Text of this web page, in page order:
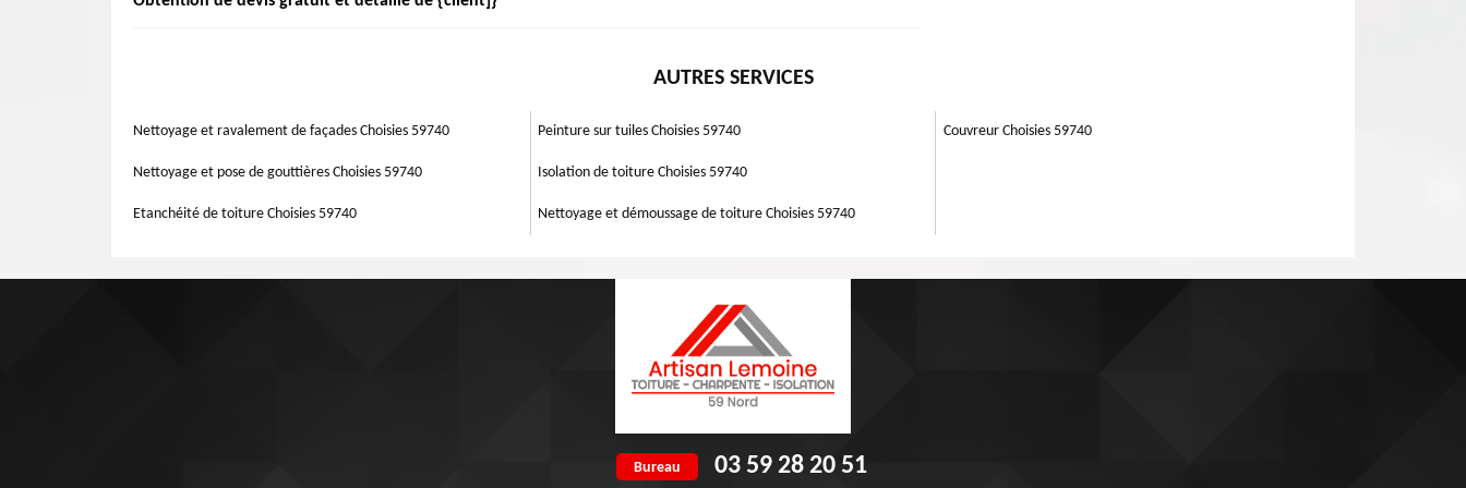
tous travaux toiture. Vous pouvez contacter notre entreprise composée de couvreurs qualifiés, en mesure d’intervenir pour
investissement important pour un propriétaire. Et, à Choisies, nous comprenons que l'acquisition d'un nouveau toit peut être un
est défaillante et comment réparer. Dans la plupart des cas, c'est ce dont vous avez besoin pour résoudre le problème et avoir un
AUTRES SERVICES
Nettoyage et ravalement de façades Choisies 59740
Nettoyage et pose de gouttières Choisies 59740
Etanchéité de toiture Choisies 59740
Peinture sur tuiles Choisies 59740
Isolation de toiture Choisies 59740
Nettoyage et démoussage de toiture Choisies 59740
Couvreur Choisies 59740
Bureau 03 59 28 20 51